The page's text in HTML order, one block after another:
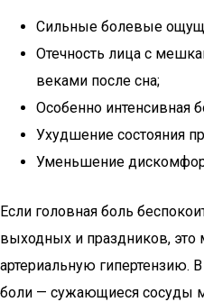
Сильные болевые
Отечность лица с
веками после сна;
Особенно интенсивная
Ухудшение состояния
Уменьшение
Если головная боль
выходных и праздников, это
артериальную гипертензию.
боли — сужающиеся сосуды